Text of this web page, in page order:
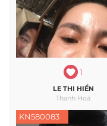
1
LE THI HIỀN
Thanh Hoá
KN580083